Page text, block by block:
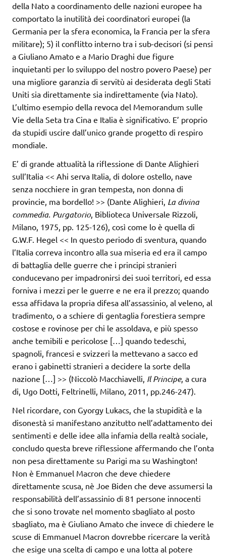
della Nato a coordinamento delle nazioni europee ha
comportato la inutilità dei coordinatori europei (la
Germania per la sfera economica, la Francia per la sfera
militare); 5) il conflitto interno tra i sub-decisori (si pensi
a Giuliano Amato e a Mario Draghi due figure
inquietanti per lo sviluppo del nostro povero Paese) per
una migliore garanzia di servitù ai desiderata degli Stati
Uniti sia direttamente sia indirettamente (via Nato).
L’ultimo esempio della revoca del Memorandum sulle
Vie della Seta tra Cina e Italia è significativo. E’ proprio
da stupidi uscire dall’unico grande progetto di respiro
mondiale.
E’ di grande attualità la riflessione di Dante Alighieri
sull’Italia << Ahi serva Italia, di dolore ostello, nave
senza nocchiere in gran tempesta, non donna di
provincie, ma bordello! >> (Dante Alighieri, La divina
commedia. Purgatorio, Biblioteca Universale Rizzoli,
Milano, 1975, pp. 125-126), così come lo è quella di
G.W.F. Hegel << In questo periodo di sventura, quando
l’Italia correva incontro alla sua miseria ed era il campo
di battaglia delle guerre che i principi stranieri
conducevano per impadronirsi dei suoi territori, ed essa
forniva i mezzi per le guerre e ne era il prezzo; quando
essa affidava la propria difesa all’assassinio, al veleno, al
tradimento, o a schiere di gentaglia forestiera sempre
costose e rovinose per chi le assoldava, e più spesso
anche temibili e pericolose […] quando tedeschi,
spagnoli, francesi e svizzeri la mettevano a sacco ed
erano i gabinetti stranieri a decidere la sorte della
nazione […] >> (Niccolò Macchiavelli, Il Principe, a cura
di, Ugo Dotti, Feltrinelli, Milano, 2011, pp.246-247).
Nel ricordare, con Gyorgy Lukacs, che la stupidità e la
disonestà si manifestano anzitutto nell’adattamento dei
sentimenti e delle idee alla infamia della realtà sociale,
concludo questa breve riflessione affermando che l’onta
non pesa direttamente su Parigi ma su Washington!
Non è Emmanuel Macron che deve chiedere
direttamente scusa, nè Joe Biden che deve assumersi la
responsabilità dell’assassinio di 81 persone innocenti
che si sono trovate nel momento sbagliato al posto
sbagliato, ma è Giuliano Amato che invece di chiedere le
scuse di Emmanuel Macron dovrebbe ricercare la verità
che esige una scelta di campo e una lotta al potere